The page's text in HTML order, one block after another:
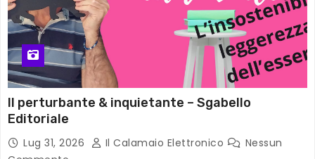
Il perturbante & inquietante – Sgabello
Editoriale
Lug 31, 2026 Il Calamaio Elettronico
Nessun